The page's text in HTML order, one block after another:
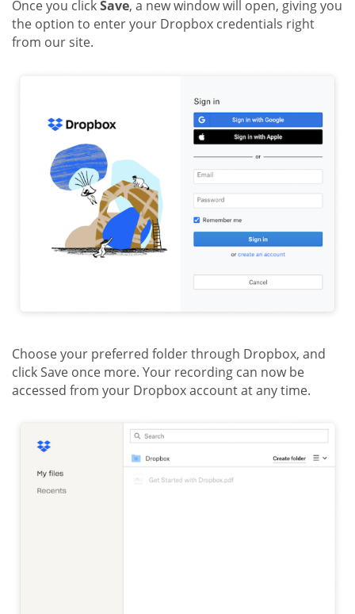
Once you clickSave, a new window will open, giving you
the option to enter your Dropbox credentials right
from our site.
Choose your preferred folder through Dropbox, and
click Save once more. Your recording can now be
accessed from your Dropbox account at any time.